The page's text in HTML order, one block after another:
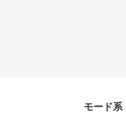
モード系